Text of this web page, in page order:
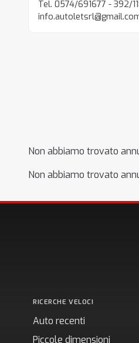
Tel. 0574/691677 - 392/
Non abbiamo trovato
Non abbiamo trovato
RICERCHE VELOCI
Auto recenti
Piccole dimensioni